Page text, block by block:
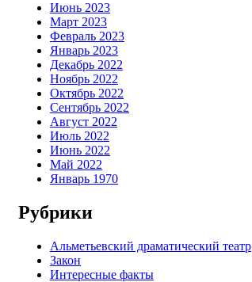
Июнь 2023
Март 2023
Февраль 2023
Январь 2023
Декабрь 2022
Ноябрь 2022
Октябрь 2022
Сентябрь 2022
Август 2022
Июль 2022
Июнь 2022
Май 2022
Январь 1970
Рубрики
Альметьевский драматический театр
Закон
Интересные факты